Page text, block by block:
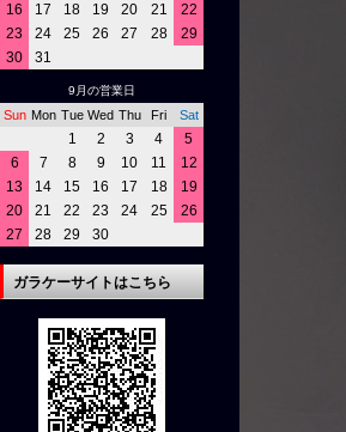
16
17 18 19 20 21
22
23
24 25 26 27 28
29
30
31
9月の営業日
Sun Mon Tue Wed Thu Fri Sat
1 2 3 4
5
6
7 8 9 10 11
12
13
14 15 16 17 18
19
20
21 22 23 24 25
26
27
28 29 30
ガラケーサイトはこちら